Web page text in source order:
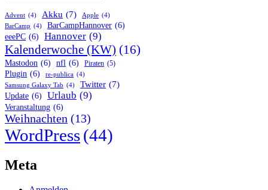
Advent (4) Akku (7) Apple (4)
BarCamp (4) BarCampHannover (6)
eeePC (6) Hannover (9)
Kalenderwoche (KW) (16)
Mastodon (6) nfl (6) Piraten (5)
Plugin (6) re-publica (4)
Samsung Galaxy Tab (4) Twitter (7)
Update (6) Urlaub (9)
Veranstaltung (6)
Weihnachten (13)
WordPress(44)
Meta